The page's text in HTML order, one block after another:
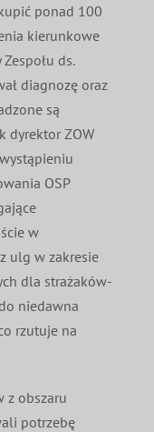
ponad 100
kierunkowe
ds.
diagnozę oraz
są
dyrektor ZOW
OSP
w
ulg w zakresie
dla strażaków-
niedawna
rzutuje na
z obszaru
potrzebę